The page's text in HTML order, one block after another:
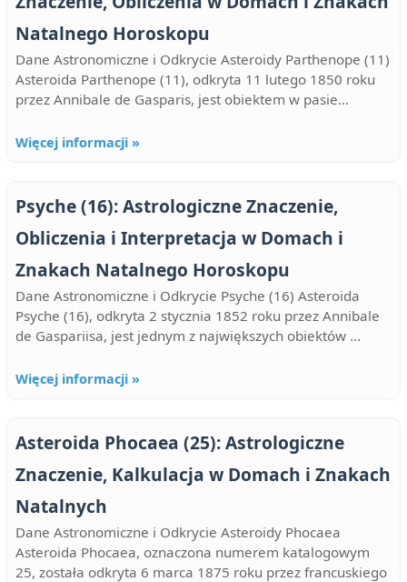
Natalnego Horoskopu
Dane Astronomiczne i Odkrycie Asteroidy Parthenope (11)
Asteroida Parthenope (11), odkryta 11 lutego 1850 roku
przez Annibale de Gasparis, jest obiektem w pasie...
Więcej informacji »
Psyche (16): Astrologiczne Znaczenie,
Obliczenia i Interpretacja w Domach i
Znakach Natalnego Horoskopu
Dane Astronomiczne i Odkrycie Psyche (16) Asteroida
Psyche (16), odkryta 2 stycznia 1852 roku przez Annibale
de Gaspariisa, jest jednym z największych obiektów ...
Więcej informacji »
Asteroida Phocaea (25): Astrologiczne
Znaczenie, Kalkulacja w Domach i Znakach
Natalnych
Dane Astronomiczne i Odkrycie Asteroidy Phocaea
Asteroida Phocaea, oznaczona numerem katalogowym
25, została odkryta 6 marca 1875 roku przez francuskiego